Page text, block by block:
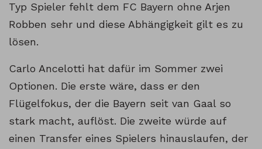
Typ Spieler fehlt dem FC Bayern ohne Arjen
Robben sehr und diese Abhängigkeit gilt es zu
lösen.
Carlo Ancelotti hat dafür im Sommer zwei
Optionen. Die erste wäre, dass er den
Flügelfokus, der die Bayern seit van Gaal so
stark macht, auflöst. Die zweite würde auf
einen Transfer eines Spielers hinauslaufen, der